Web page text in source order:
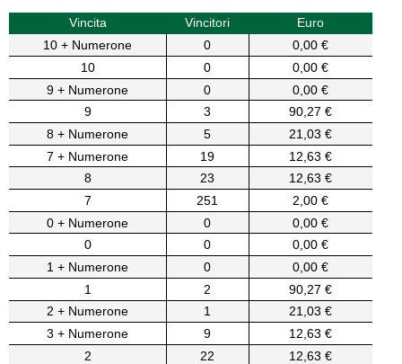
Vincita Vincitori
Euro
10 + Numerone
0
0,00 €
10
0
0,00 €
9 + Numerone
0
0,00 €
9
3
90,27 €
8 + Numerone
5
21,03 €
7 + Numerone
19
12,63 €
8
23
12,63 €
7
251
2,00 €
0 + Numerone
0
0,00 €
0
0
0,00 €
1 + Numerone
0
0,00 €
1
2
90,27 €
2 + Numerone
1
21,03 €
3 + Numerone
9
12,63 €
2
22
12,63 €